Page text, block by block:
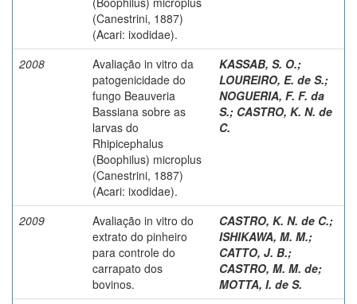
(Canestrini, 1887)
(Acari: ixodidae).
2008
Avaliação in vitro da
patogenicidade do
fungo Beauveria
Bassiana sobre as
larvas do
Rhipicephalus
(Boophilus) microplus
(Canestrini, 1887)
(Acari: ixodidae).
KASSAB, S. O.;
LOUREIRO, E. de S.;
NOGUERIA, F. F. da
S.; CASTRO, K. N. de
C.
2009
Avaliação in vitro do
extrato do pinheiro
para controle do
carrapato dos
bovinos.
CASTRO, K. N. de C.;
ISHIKAWA, M. M.;
CATTO, J. B.;
CASTRO, M. M. de;
MOTTA, I. de S.